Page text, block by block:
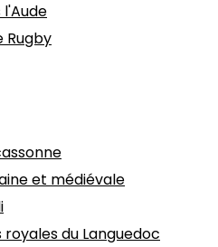
Rugby
et médiévale
du Languedoc